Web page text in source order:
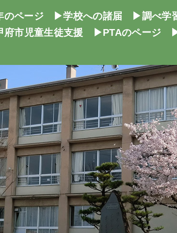
のページ ▶学校への諸届
▶調べ学
府市児童生徒支援 ▶PTAのページ